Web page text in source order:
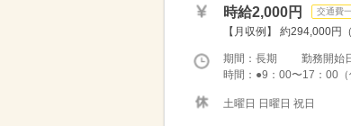
時給2,000円 交通費
【月収例】 約294,000
期間：長期 勤務開始
時間：●9：00〜17：00
土曜日 日曜日 祝日